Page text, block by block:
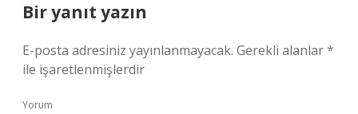
Bir yanıt yazın
E-posta adresiniz yayınlanmayacak. Gerekli alanlar*
ile işaretlenmişlerdir
Yorum